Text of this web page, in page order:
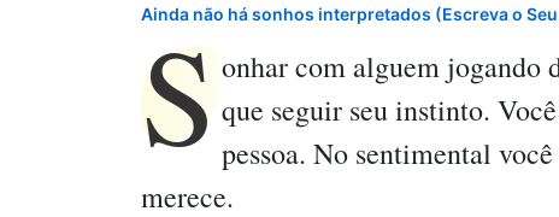
Ainda não há sonhos interpretados (Escreva o
S onhar com alguem jogando
que seguir seu instinto.
pessoa. No sentimental
merece.